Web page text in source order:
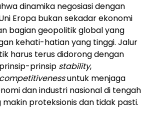
dinamika negosiasi dengan
Eropa bukan sekadar ekonomi
bagian geopolitik global yang
kehati-hatian yang tinggi. Jalur
harus terus didorong dengan
prinsip stability,
competitivenessuntuk menjaga
dan industri nasional di tengah
makin proteksionis dan tidak pasti.